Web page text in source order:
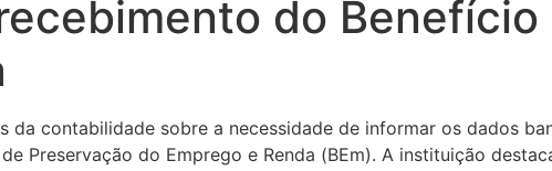
do Benefício
da contabilidade sobre a necessidade de informar os dados
Preservação do Emprego e Renda (BEm). A instituição